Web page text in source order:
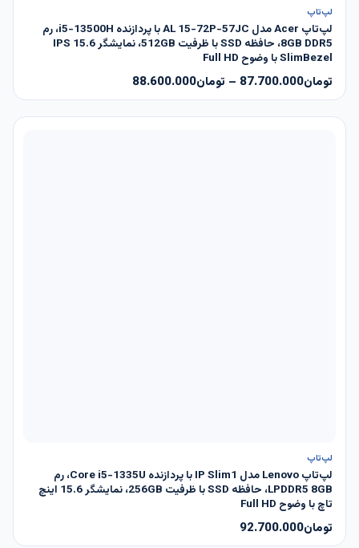
ناموجود
لپ‌تاپ
لپ‌تاپ Acer مدل AL 15-72P-57JC با پردازنده i5-13500H، رم
8GB DDR5، حافظه SSD با ظرفیت 512GB، نمایشگر 15.6 IPS
SlimBezel با وضوح Full HD
تومان87.700.000
– تومان88.600.000
ناموجود
لپ‌تاپ
لپ‌تاپ Lenovo مدل IP Slim1 با پردازنده Core i5-1335U، رم
LPDDR5 8GB، حافظه SSD با ظرفیت 256GB، نمایشگر 15.6 اینچ
تاچ با وضوح Full HD
تومان92.700.000